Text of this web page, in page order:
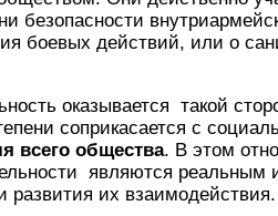
безопасности
боевых действий, или о
оказывается такой
соприкасается с
всего общества. В этом
являются
развития их взаимодействия.